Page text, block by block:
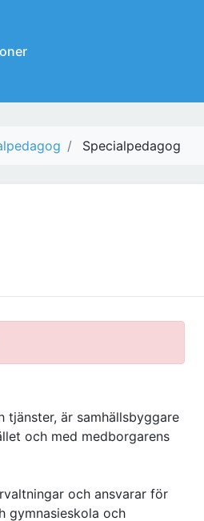
Specialpedagog
tjänster, är samhällsbyggare
och med medborgarens
och ansvarar för
gymnasieskola och